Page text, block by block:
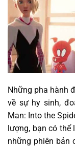
Những pha hành
về sự hy sinh,
Man: Into the
lượng, bạn có thể
những phiên bản